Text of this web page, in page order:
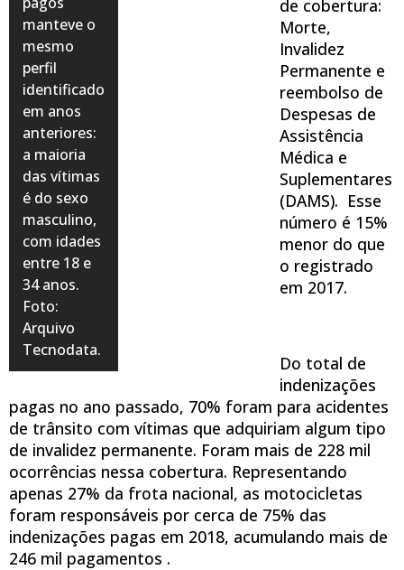
manteve o
mesmo
perfil
identificado
em anos
anteriores:
a maioria
das vítimas
é do sexo
masculino,
com idades
entre 18 e
34 anos.
Foto:
Arquivo
Tecnodata.
de cobertura:
Morte,
Invalidez
Permanente e
reembolso de
Despesas de
Assistência
Médica e
Suplementares
(DAMS). Esse
número é 15%
menor do que
o registrado
em 2017.
Do total de
indenizações
pagas no ano passado, 70% foram para acidentes
de trânsito com vítimas que adquiriam algum tipo
de invalidez permanente. Foram mais de 228 mil
ocorrências nessa cobertura. Representando
apenas 27% da frota nacional, as motocicletas
foram responsáveis por cerca de 75% das
indenizações pagas em 2018, acumulando mais de
246 mil pagamentos .